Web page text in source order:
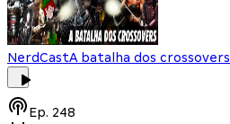
NerdCastA batalha dos crossovers
Ep. 248